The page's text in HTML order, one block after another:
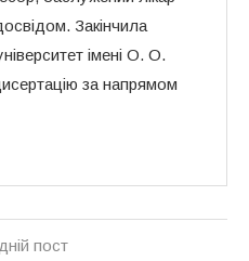
Закінчила
імені О. О.
за напрямом
пост